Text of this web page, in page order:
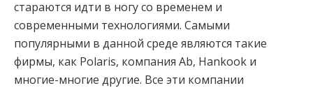
стараются идти в ногу со временем и
современными технологиями. Самыми
популярными в данной среде являются такие
фирмы, как Polaris, компания Ab, Hankook и
многие-многие другие. Все эти компании